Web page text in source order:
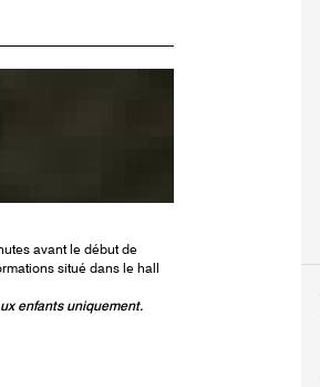
avant le début de
situé dans le hall
enfants uniquement.